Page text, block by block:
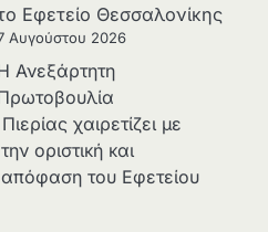
Εφετείο Θεσσαλονίκης
Αυγούστου 2026
Ανεξάρτητη
χαιρετίζει με
οριστική και
απόφαση του Εφετείου